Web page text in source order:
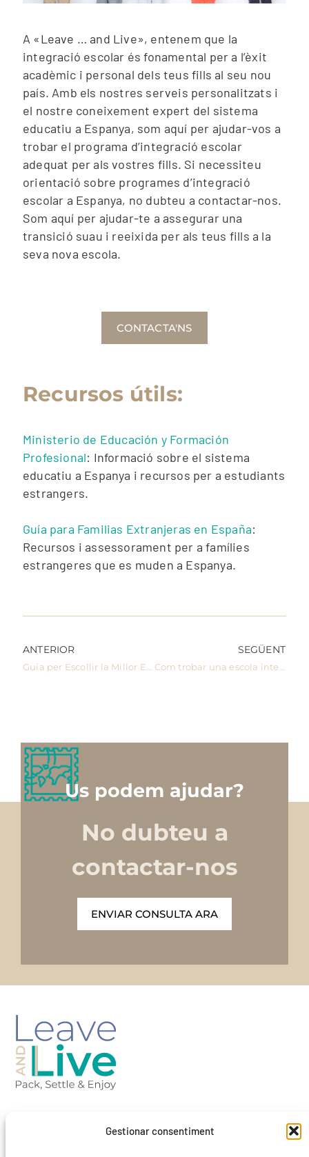
Gestionar consentiment
A «Leave … and Live», entenem que la
integració escolar és fonamental per a l’èxit
acadèmic i personal dels teus fills al seu nou
país. Amb els nostres serveis personalitzats i
el nostre coneixement expert del sistema
educatiu a Espanya, som aquí per ajudar-vos a
trobar el programa d’integració escolar
adequat per als vostres fills. Si necessiteu
orientació sobre programes d’integració
escolar a Espanya, no dubteu a contactar-nos.
Som aquí per ajudar-te a assegurar una
transició suau i reeixida per als teus fills a la
seva nova escola.
CONTACTA'NS
Recursos útils:
Ministerio de Educación y Formación
Profesional: Informació sobre el sistema
educatiu a Espanya i recursos per a estudiants
estrangers.
Guía para Familias Extranjeras en España:
Recursos i assessorament per a famílies
estrangeres que es muden a Espanya.
ANTERIOR SEGÜENT
Us podem ajudar?
No dubteu a
contactar-nos
ENVIAR CONSULTA ARA
Barcelona-Spain